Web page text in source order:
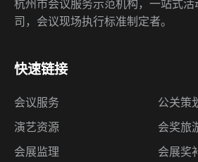
杭州市会议服务示范机构，一站式
司，会议现场执行标准制定者。
快速链接
会议服务
公关策
演艺资源
会奖旅
会展监理
会展奖